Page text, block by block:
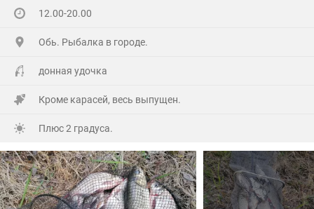
12.00-20.00
Обь. Рыбалка в городе.
донная удочка
Кроме карасей, весь выпущен.
Плюс 2 градуса.